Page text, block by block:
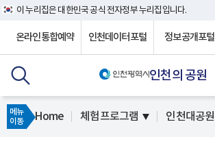
이 누리집은 대한민국 공식 전자정부 누리집입니다.
온라인통합예약 인천데이터포털 정보공개포털
인천의 공원
메뉴
이동
Home 체험프로그램 인천대공원